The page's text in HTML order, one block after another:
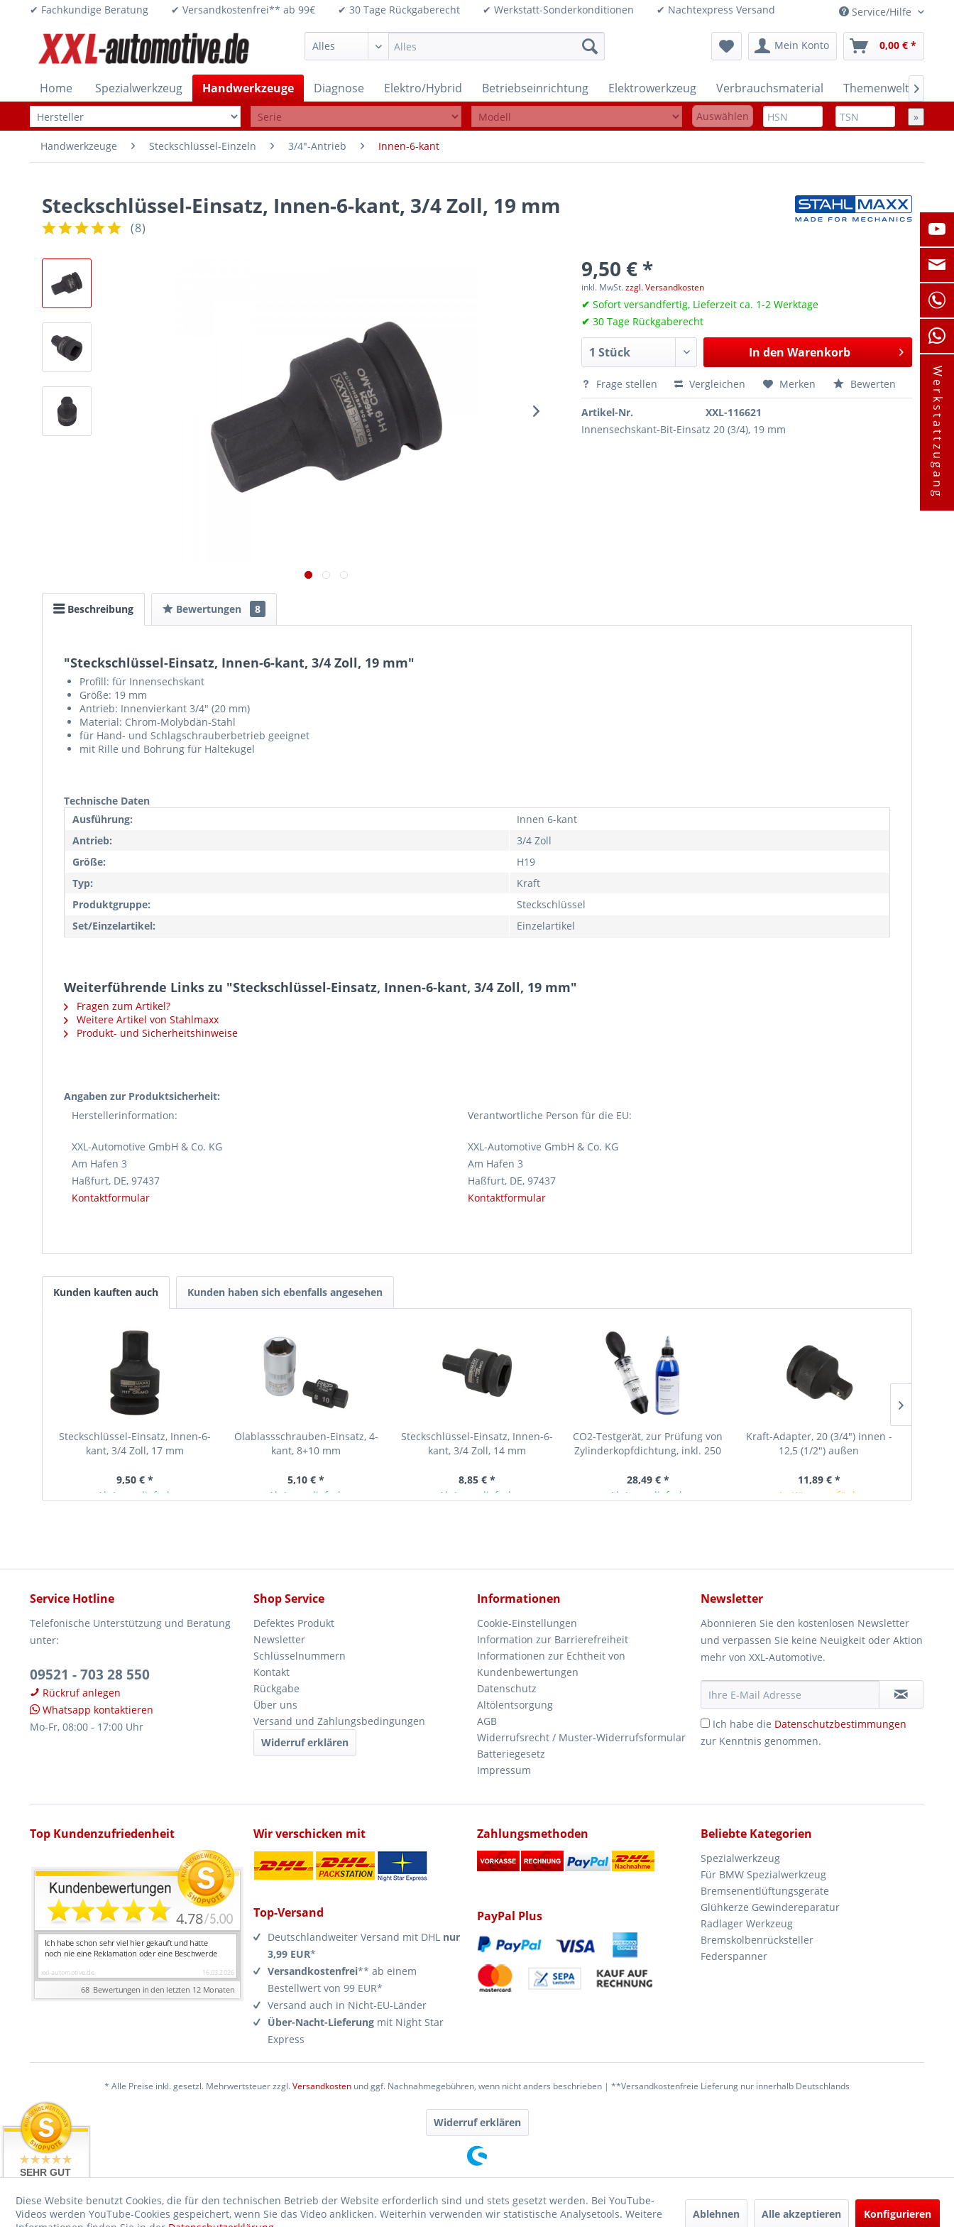
✔ Fachkundige Beratung ✔ Versandkostenfrei** ab 99€ ✔ 30 Tage Rückgaberecht ✔ Werkstatt-Sonderkonditionen ✔ Nachtexpress Versand Service/Hilfe
Mein Konto 0,00 € *
Home Spezialwerkzeug Handwerkzeuge Diagnose Elektro/Hybrid Betriebseinrichtung Elektrowerkzeug Verbrauchsmaterial Themenwelten

Auswählen »
Handwerkzeuge Steckschlüssel-Einzeln 3/4"-Antrieb Innen-6-kant
Steckschlüssel-Einsatz, Innen-6-kant, 3/4 Zoll, 19 mm
(8)
9,50 € *
inkl. MwSt.zzgl. Versandkosten
✔ Sofort versandfertig, Lieferzeit ca. 1-2 Werktage
✔ 30 Tage Rückgaberecht
In den Warenkorb
Frage stellen Vergleichen Merken Bewerten
Artikel-Nr.
XXL-116621
Innensechskant-Bit-Einsatz 20 (3/4), 19 mm
Beschreibung Bewertungen 8
"Steckschlüssel-Einsatz, Innen-6-kant, 3/4 Zoll, 19 mm"
Profill: für Innensechskant
Größe: 19 mm
Antrieb: Innenvierkant 3/4" (20 mm)
Material: Chrom-Molybdän-Stahl
für Hand- und Schlagschrauberbetrieb geeignet
mit Rille und Bohrung für Haltekugel
Technische Daten
Ausführung:
Innen 6-kant
Antrieb:
3/4 Zoll
Größe:
H19
Typ:
Kraft
Produktgruppe:
Steckschlüssel
Set/Einzelartikel:
Einzelartikel
Weiterführende Links zu "Steckschlüssel-Einsatz, Innen-6-kant, 3/4 Zoll, 19 mm"
Fragen zum Artikel?
Weitere Artikel von Stahlmaxx
Produkt- und Sicherheitshinweise
Angaben zur Produktsicherheit:
Herstellerinformation:
XXL-Automotive GmbH & Co. KG
Am Hafen 3
Haßfurt, DE, 97437
Kontaktformular
Verantwortliche Person für die EU:
XXL-Automotive GmbH & Co. KG
Am Hafen 3
Haßfurt, DE, 97437
Kontaktformular
Kunden kauften auch Kunden haben sich ebenfalls angesehen
Steckschlüssel-Einsatz, Innen-6-
kant, 3/4 Zoll, 17 mm
9,50 € *
Ab Lager lieferbar
Ölablassschrauben-Einsatz, 4-
kant, 8+10 mm
5,10 € *
Ab Lager lieferbar
Steckschlüssel-Einsatz, Innen-6-
kant, 3/4 Zoll, 14 mm
8,85 € *
Ab Lager lieferbar
CO2-Testgerät, zur Prüfung von
Zylinderkopfdichtung, inkl. 250
28,49 € *
Ab Lager lieferbar
Kraft-Adapter, 20 (3/4") innen -
12,5 (1/2") außen
11,89 € *
In Kürze verfügbar
Service Hotline
Telefonische Unterstützung und Beratung
unter:
09521 - 703 28 550
Rückruf anlegen
Whatsapp kontaktieren
Mo-Fr, 08:00 - 17:00 Uhr
Shop Service
Defektes Produkt
Newsletter
Schlüsselnummern
Kontakt
Rückgabe
Über uns
Versand und Zahlungsbedingungen
Widerruf erklären
Informationen
Cookie-Einstellungen
Information zur Barrierefreiheit
Informationen zur Echtheit von
Kundenbewertungen
Datenschutz
Altölentsorgung
AGB
Widerrufsrecht / Muster-Widerrufsformular
Batteriegesetz
Impressum
Newsletter
Abonnieren Sie den kostenlosen Newsletter
und verpassen Sie keine Neuigkeit oder Aktion
mehr von XXL-Automotive.
Ich habe die Datenschutzbestimmungen
zur Kenntnis genommen.
Top Kundenzufriedenheit Wir verschicken mit
Top-Versand
Deutschlandweiter Versand mit DHL nur
3,99 EUR*
Versandkostenfrei** ab einem
Bestellwert von 99 EUR*
Versand auch in Nicht-EU-Länder
Über-Nacht-Lieferung mit Night Star
Express
Zahlungsmethoden
PayPal Plus
Beliebte Kategorien
Spezialwerkzeug
Für BMW Spezialwerkzeug
Bremsenentlüftungsgeräte
Glühkerze Gewindereparatur
Radlager Werkzeug
Bremskolbenrücksteller
Federspanner
* Alle Preise inkl. gesetzl. Mehrwertsteuer zzgl.Versandkosten und ggf. Nachnahmegebühren, wenn nicht anders beschrieben | **Versandkostenfreie Lieferung nur innerhalb Deutschlands
Widerruf erklären
Werkstattzugang
Diese Website benutzt Cookies, die für den technischen Betrieb der Website erforderlich sind und stets gesetzt werden. Bei YouTube-
Videos werden YouTube-Cookies gespeichert, wenn Sie das Video anklicken. Weiterhin verwenden wir statistische Analysetools. Weitere
Ablehnen Alle akzeptieren Konfigurieren
SEHR GUT
aus 17476
Bewertungen
bei: ebay.de,
shopvote.de